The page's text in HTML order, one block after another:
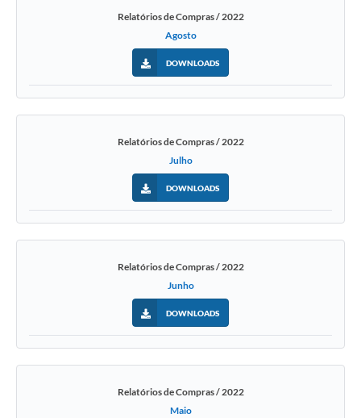
Relatórios de Compras / 2022
Agosto
DOWNLOADS
Relatórios de Compras / 2022
Julho
DOWNLOADS
Relatórios de Compras / 2022
Junho
DOWNLOADS
Relatórios de Compras / 2022
Maio